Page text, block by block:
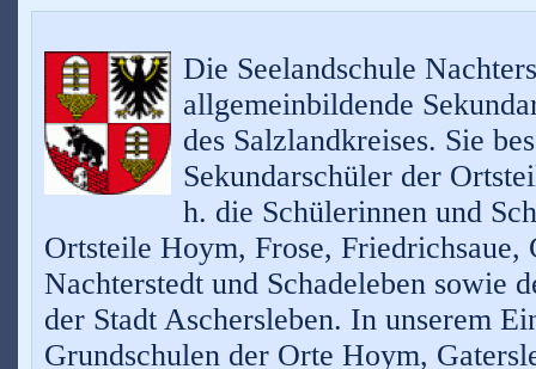
Die Seelandschule
allgemeinbildende
des Salzlandkreises. Sie
Sekundarschüler der
h. die Schülerinnen und
Ortsteile Hoym, Frose, Friedrichsaue,
Nachterstedt und Schadeleben sowie
der Stadt Aschersleben. In unserem
Grundschulen der Orte Hoym,